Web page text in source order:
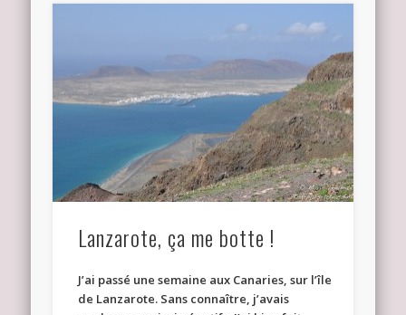
Lanzarote, ça me botte !
J’ai passé une semaine aux Canaries, sur l’île
de Lanzarote. Sans connaître, j’avais